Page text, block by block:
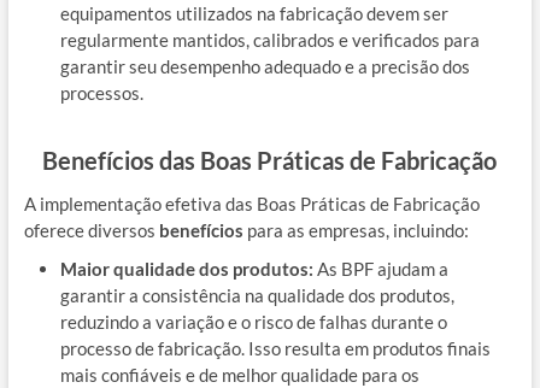
equipamentos utilizados na fabricação devem ser
regularmente mantidos, calibrados e verificados para
garantir seu desempenho adequado e a precisão dos
processos.
Benefícios das Boas Práticas de Fabricação
A implementação efetiva das Boas Práticas de Fabricação
oferece diversos benefícios para as empresas, incluindo:
Maior qualidade dos produtos: As BPF ajudam a
garantir a consistência na qualidade dos produtos,
reduzindo a variação e o risco de falhas durante o
processo de fabricação. Isso resulta em produtos finais
mais confiáveis e de melhor qualidade para os